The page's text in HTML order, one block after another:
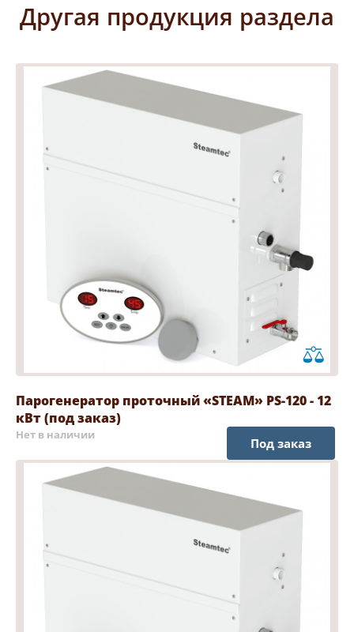
Другая продукция раздела
Парогенератор проточный «STEAM» PS-120 - 12
кВт (под заказ)
Нет в наличии
Под заказ